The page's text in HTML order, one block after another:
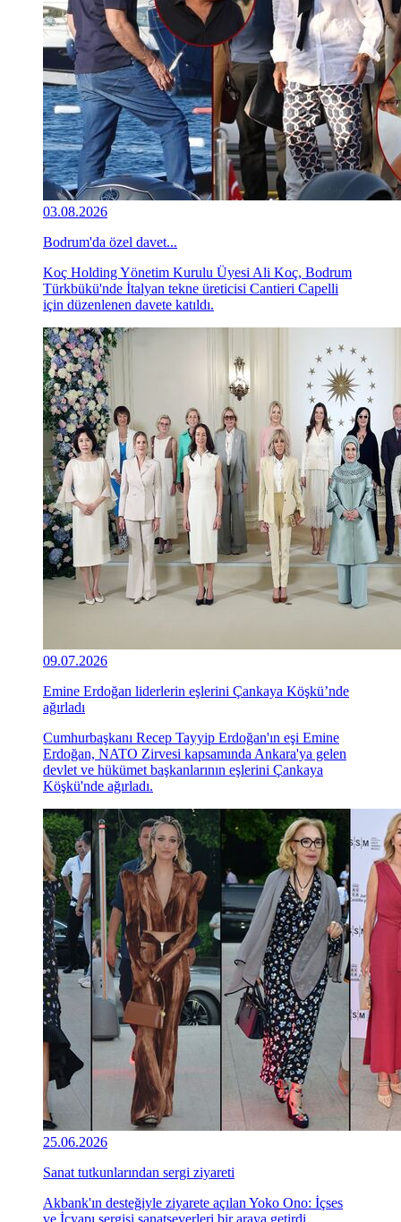
03.08.2026
Bodrum'da özel davet...
Koç Holding Yönetim Kurulu Üyesi Ali Koç, Bodrum
Türkbükü'nde İtalyan tekne üreticisi Cantieri Capelli
için düzenlenen davete katıldı.
09.07.2026
Emine Erdoğan liderlerin eşlerini Çankaya Köşkü’nde
ağırladı
Cumhurbaşkanı Recep Tayyip Erdoğan'ın eşi Emine
Erdoğan, NATO Zirvesi kapsamında Ankara'ya gelen
devlet ve hükümet başkanlarının eşlerini Çankaya
Köşkü'nde ağırladı.
25.06.2026
Sanat tutkunlarından sergi ziyareti
Akbank'ın desteğiyle ziyarete açılan Yoko Ono: İçses
ve İçyapı sergisi sanatseverleri bir araya getirdi.